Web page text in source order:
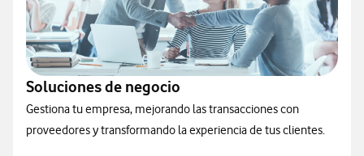
Soluciones de negocio
Gestiona tu empresa, mejorando las transacciones con
proveedores y transformando la experiencia de tus clientes.